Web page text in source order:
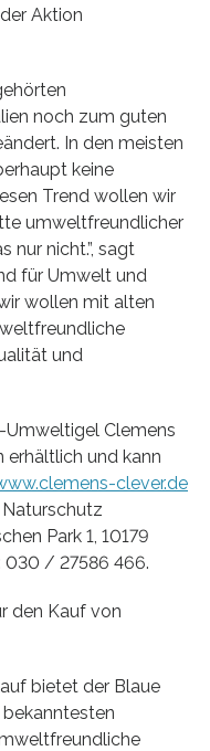
Aktion
noch zum guten
In den meisten
keine
Trend wollen wir
umweltfreundlicher
nur nicht.”, sagt
für Umwelt und
wollen mit alten
und
Clemens
erhältlich und kann
clever.de
Park 1, 10179
030 / 27586 466.
den Kauf von
bietet der Blaue